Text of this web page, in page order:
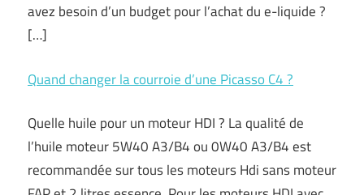
avez besoin d’un budget pour l’achat du e-liquide ?
[…]
Quand changer la courroie d’une Picasso C4 ?
Quelle huile pour un moteur HDI ? La qualité de
l’huile moteur 5W40 A3/B4 ou 0W40 A3/B4 est
recommandée sur tous les moteurs Hdi sans moteur